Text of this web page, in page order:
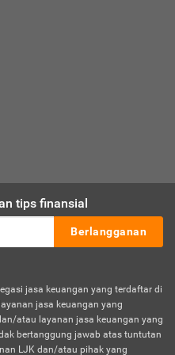
tips finansial
Berlangganan
jasa keuangan yang terdaftar di
jasa keuangan yang
atau layanan jasa keuangan yang
bertanggung jawab atas tuntutan
LJK dan/atau pihak yang